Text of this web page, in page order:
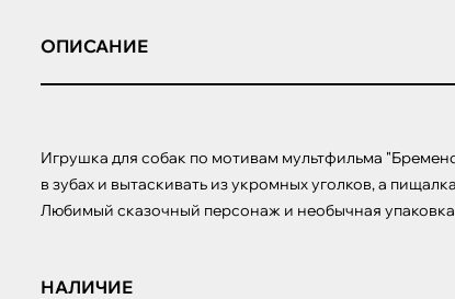
ОПИСАНИЕ
Игрушка для собак по мотивам мультфильма
в зубах и вытаскивать из укромных уголков, а
Любимый сказочный персонаж и необычная
НАЛИЧИЕ